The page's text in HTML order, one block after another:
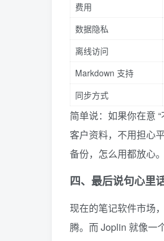
费用
数据隐私
离线访问
Markdown 支持
同步方式
简单说：如果你在意
客户资料，不用担心
备份，怎么用都放心。
四、最后说句心里
现在的笔记软件市场
腾。而 Joplin 就像一